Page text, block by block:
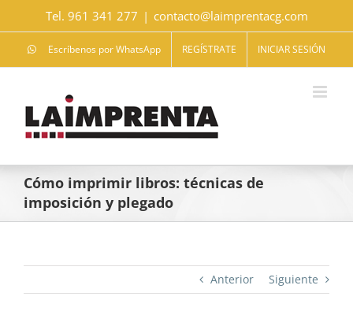
Tel. 961 341 277 | contacto@laimprentacg.com
Escríbenos por WhatsApp REGÍSTRATE INICIAR SESIÓN
Cómo imprimir libros: técnicas de
imposición y plegado
Anterior Siguiente